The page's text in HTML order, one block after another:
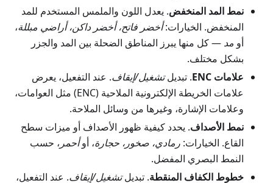
نمط المد المنخفض. يعدل اللون والملمس المستخدم للمد
المنخفض. الخيارات:أخضر فاتح، أخضر داكن، أراضي مبللة،
أو مد — كل منها يبرز المناطق الضحلة بين المد والجزر
بشكل مختلف.
علامات ENC
. تبديلتشغيل/إيقاف. عند التفعيل، يعرض
علامات الخريطة الإلكترونية الملاحية (ENC) مثل العوامات،
وعلامات الإشارة، وغيرها من وسائل الملاحة.
نمط الأصداف. يحدد كيفية ظهور الأصداف أو ميزات سطح
القاع. الخيارات: رمادي، صخور، حجارة، أوأحمر ، حسب
النمط البصري المفضل.
خطوط الكفاف المنقطة. تبديلتشغيل/إيقاف. عند التفعيل،